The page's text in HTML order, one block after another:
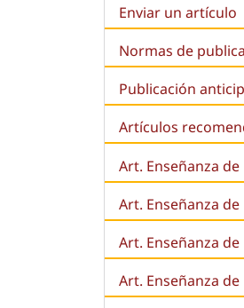
Enviar un artículo
Normas de
Publicación
Artículos
Art. Enseñanza
Art. Enseñanza
Art. Enseñanza de
Art. Enseñanza de